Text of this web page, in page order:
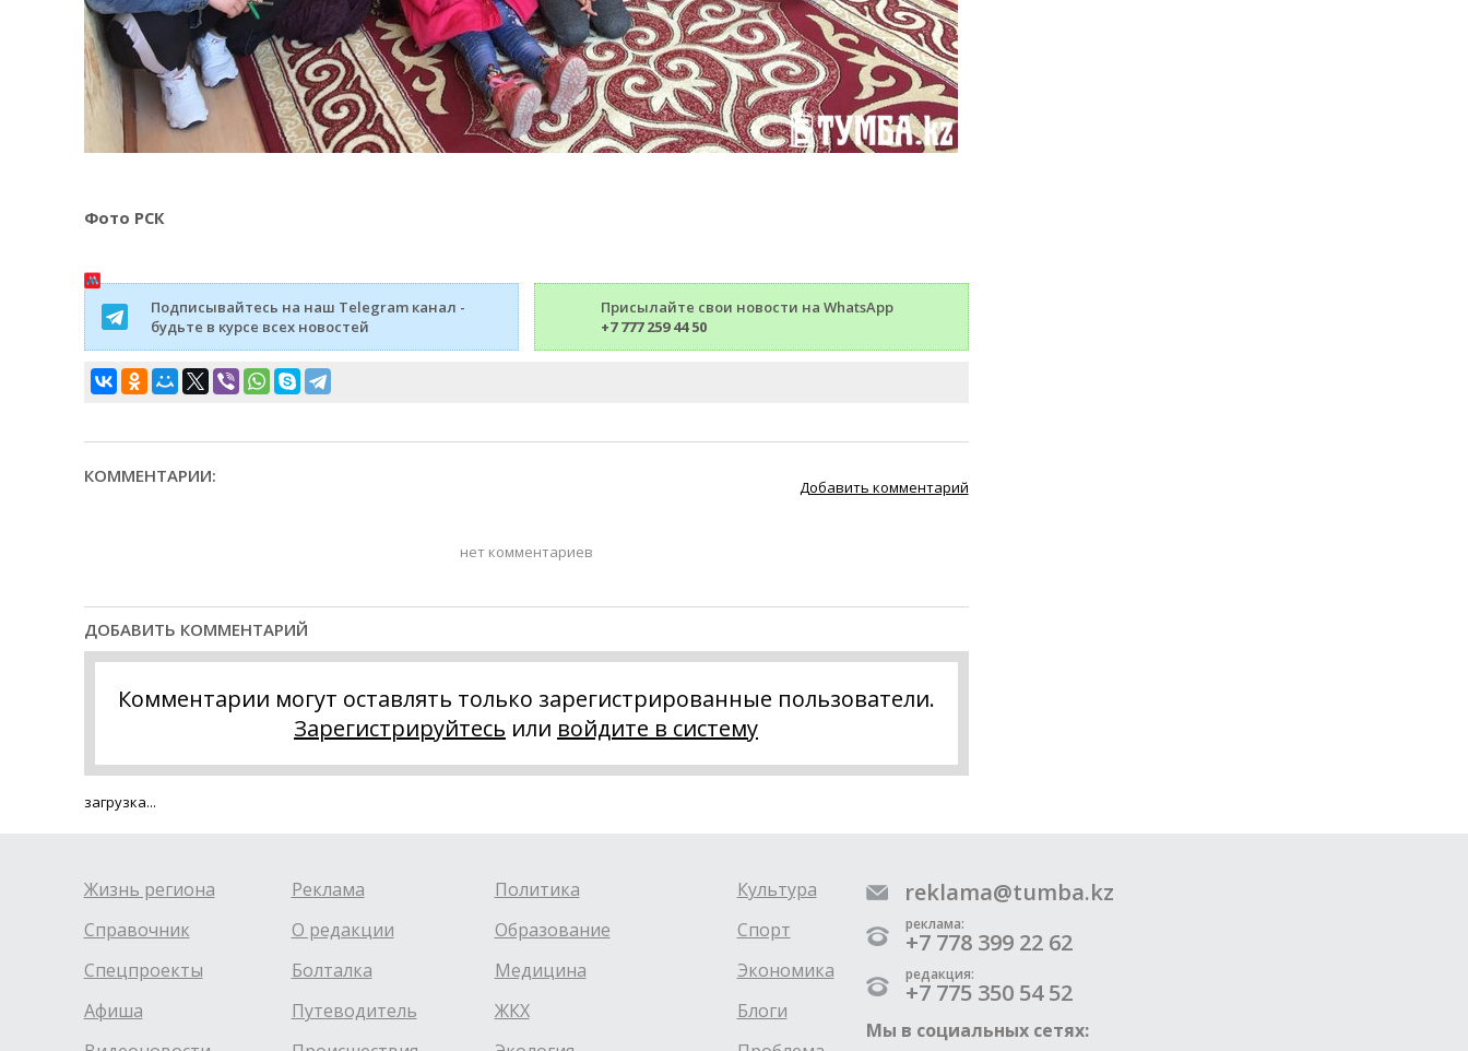
Фото РСК
Подписывайтесь на наш Telegram канал -
будьте в курсе всех новостей
Присылайте свои новости на WhatsApp
+7 777 259 44 50
КОММЕНТАРИИ:
Добавить комментарий
нет комментариев
ДОБАВИТЬ КОММЕНТАРИЙ
Комментарии могут оставлять только зарегистрированные пользователи.
Зарегистрируйтесь или войдите в систему
загрузка...
Жизнь региона
Справочник
Спецпроекты
Афиша
Реклама
О редакции
Болталка
Путеводитель
Политика
Образование
Медицина
ЖКХ
Культура
Спорт
Экономика
Блоги
reklama@tumba.kz
реклама:
+7 778 399 22 62
редакция:
+7 775 350 54 52
Мы в социальных сетях: